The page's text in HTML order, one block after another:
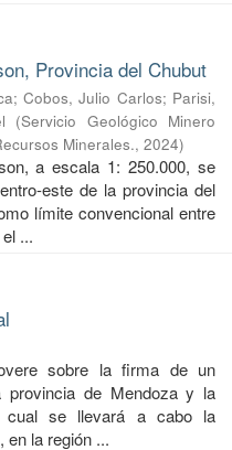
Provincia del Chubut
;Cobos, Julio Carlos; Parisi,
(Servicio Geológico Minero
Minerales., 2024)
a escala 1: 250.000, se
este de la provincia del
límite convencional entre
...
sobre la firma de un
provincia de Mendoza y la
cual se llevará a cabo la
en la región ...